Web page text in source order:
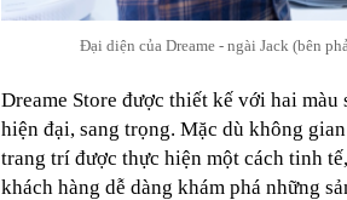
Đại diện của Dreame - ngài Jack (bên
Dreame Store được thiết kế với hai
hiện đại, sang trọng. Mặc dù không
trang trí được thực hiện một cách tinh
khách hàng dễ dàng khám phá những